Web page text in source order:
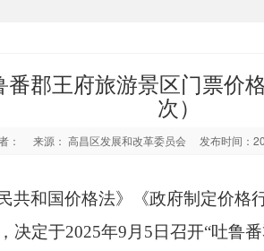
番郡王府旅游景区门票价
次）
： 来源： 高昌区发展和改革委员会 发布时间：
共和国价格法》《政府制定价格
决定于2025年9 月 5 日召开“吐鲁